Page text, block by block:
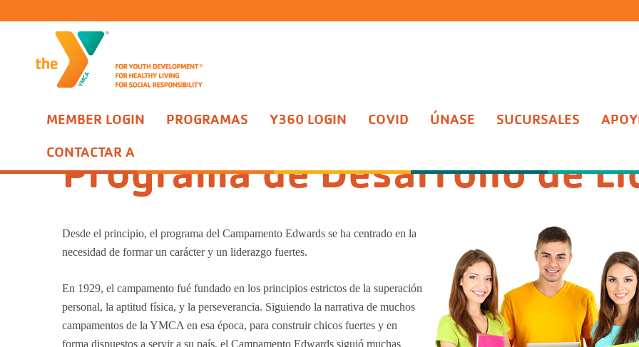
MEMBER LOGIN PROGRAMAS Y360 LOGIN COVID ÚNASE SUCURSALES
CONTACTAR A
Programas Campamento Edwards para Residentes Programa de Desarrollo de Liderazgo
Programa de Desarrollo de
Desde el principio, el programa del Campamento Edwards se ha centrado en la
necesidad de formar un carácter y un liderazgo fuertes.
En 1929, el campamento fué fundado en los principios estrictos de la superación
personal, la aptitud física, y la perseverancia. Siguiendo la narrativa de muchos
campamentos de la YMCA en esa época, para construir chicos fuertes y en
forma dispuestos a servir a su país, el Campamento Edwards siguió muchas